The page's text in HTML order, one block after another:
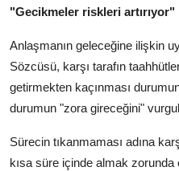
"Gecikmeler riskleri artırıyor"
Anlaşmanın geleceğine ilişkin
Sözcüsü, karşı tarafın
getirmekten kaçınması
durumun "zora gireceğini"
Sürecin tıkanmaması adına
kısa süre içinde almak